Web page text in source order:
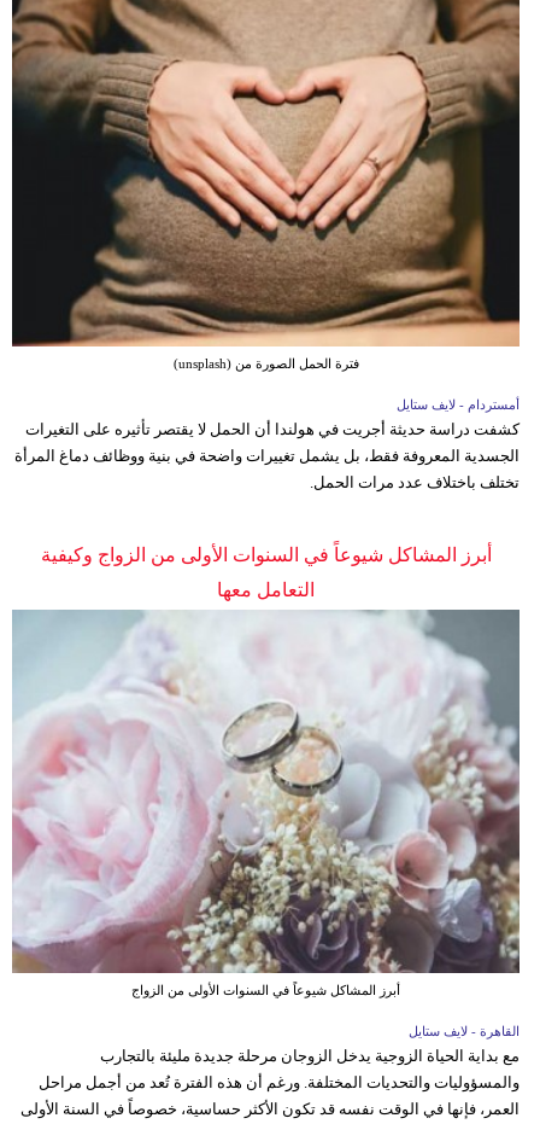
فترة الحمل الصورة من (unsplash)
أمستردام - لايف ستايل
كشفت دراسة حديثة أجريت في هولندا أن الحمل لا يقتصر تأثيره على التغيرات
الجسدية المعروفة فقط، بل يشمل تغييرات واضحة في بنية ووظائف دماغ المرأة
تختلف باختلاف عدد مرات الحمل.
أبرز المشاكل شيوعاً في السنوات الأولى من الزواج وكيفية
التعامل معها
أبرز المشاكل شيوعاً في السنوات الأولى من الزواج
القاهرة - لايف ستايل
مع بداية الحياة الزوجية يدخل الزوجان مرحلة جديدة مليئة بالتجارب
والمسؤوليات والتحديات المختلفة. ورغم أن هذه الفترة تُعد من أجمل مراحل
العمر، فإنها في الوقت نفسه قد تكون الأكثر حساسية، خصوصاً في السنة الأولى